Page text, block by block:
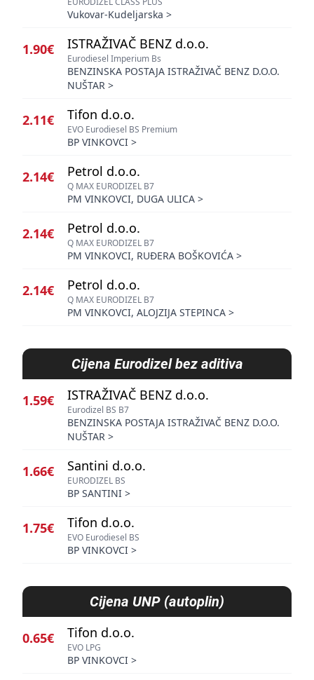
Vukovar-Kudeljarska >
1.90€ ISTRAŽIVAČ BENZ d.o.o.
Eurodiesel Imperium Bs
BENZINSKA POSTAJA ISTRAŽIVAČ BENZ D.O.O.
NUŠTAR >
2.11€ Tifon d.o.o.
EVO Eurodiesel BS Premium
BP VINKOVCI >
2.14€ Petrol d.o.o.
Q MAX EURODIZEL B7
PM VINKOVCI, DUGA ULICA >
2.14€ Petrol d.o.o.
Q MAX EURODIZEL B7
PM VINKOVCI, RUĐERA BOŠKOVIĆA >
2.14€ Petrol d.o.o.
Q MAX EURODIZEL B7
PM VINKOVCI, ALOJZIJA STEPINCA >
Cijena Eurodizel bez aditiva
1.59€ ISTRAŽIVAČ BENZ d.o.o.
Eurodizel BS B7
BENZINSKA POSTAJA ISTRAŽIVAČ BENZ D.O.O.
NUŠTAR >
1.66€ Santini d.o.o.
EURODIZEL BS
BP SANTINI >
1.75€ Tifon d.o.o.
EVO Eurodiesel BS
BP VINKOVCI >
Cijena UNP (autoplin)
0.65€ Tifon d.o.o.
EVO LPG
BP VINKOVCI >